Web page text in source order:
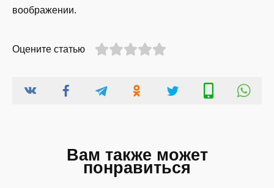
воображении.
Оцените статью
Вам также может
понравиться